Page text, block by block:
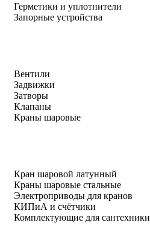
Герметики и уплотнители
Запорные устройства
Вентили
Задвижки
Затворы
Клапаны
Краны шаровые
Кран шаровой латунный
Краны шаровые стальные
Электроприводы для кранов
КИПиА и счётчики
Комплектующие для сантехники